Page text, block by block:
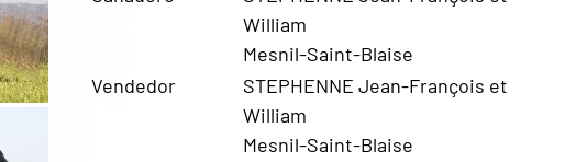
William
Mesnil-Saint-Blaise
Vendedor
STEPHENNE Jean-François et
William
Mesnil-Saint-Blaise